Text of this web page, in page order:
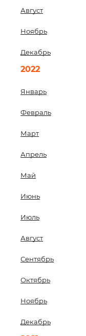
Август
Ноябрь
Декабрь
2022
Январь
Февраль
Март
Апрель
Май
Июнь
Июль
Август
Сентябрь
Октябрь
Ноябрь
Декабрь